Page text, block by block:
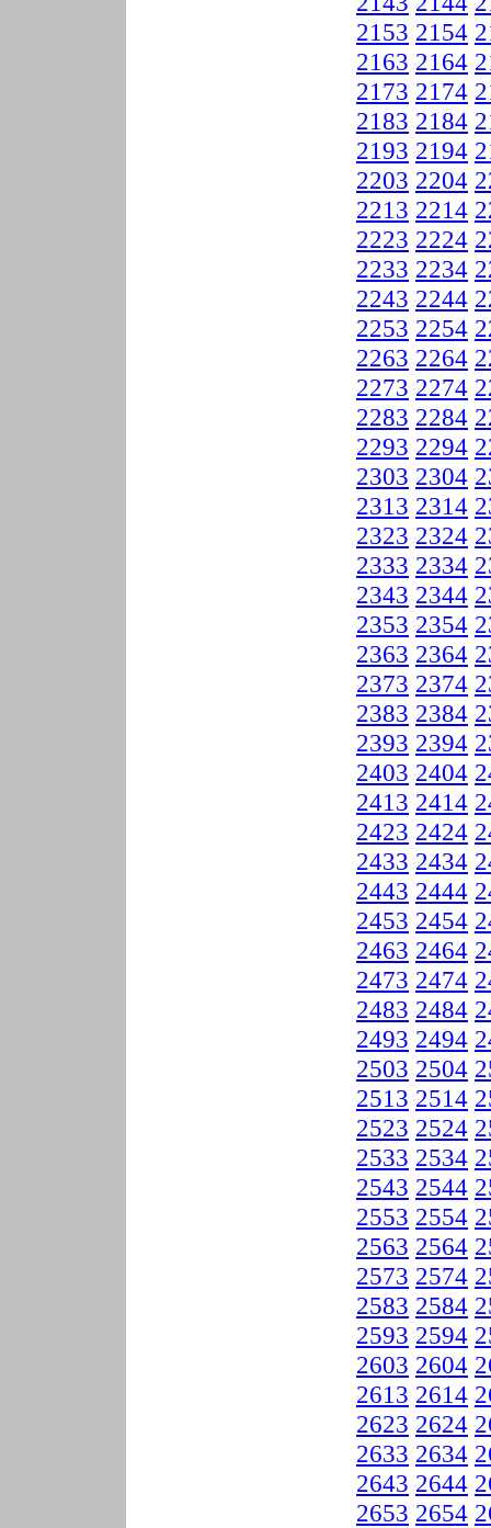
2153 2154
2163 2164
2173 2174
2183 2184
2193 2194
2203 2204
2213 2214
2223 2224
2233 2234
2243 2244
2253 2254
2263 2264
2273 2274
2283 2284
2293 2294
2303 2304
2313 2314
2323 2324
2333 2334
2343 2344
2353 2354
2363 2364
2373 2374
2383 2384
2393 2394
2403 2404
2413 2414
2423 2424
2433 2434
2443 2444
2453 2454
2463 2464
2473 2474
2483 2484
2493 2494
2503 2504
2513 2514
2523 2524
2533 2534
2543 2544
2553 2554
2563 2564
2573 2574
2583 2584
2593 2594
2603 2604
2613 2614
2623 2624
2633 2634
2643 2644
2653 2654